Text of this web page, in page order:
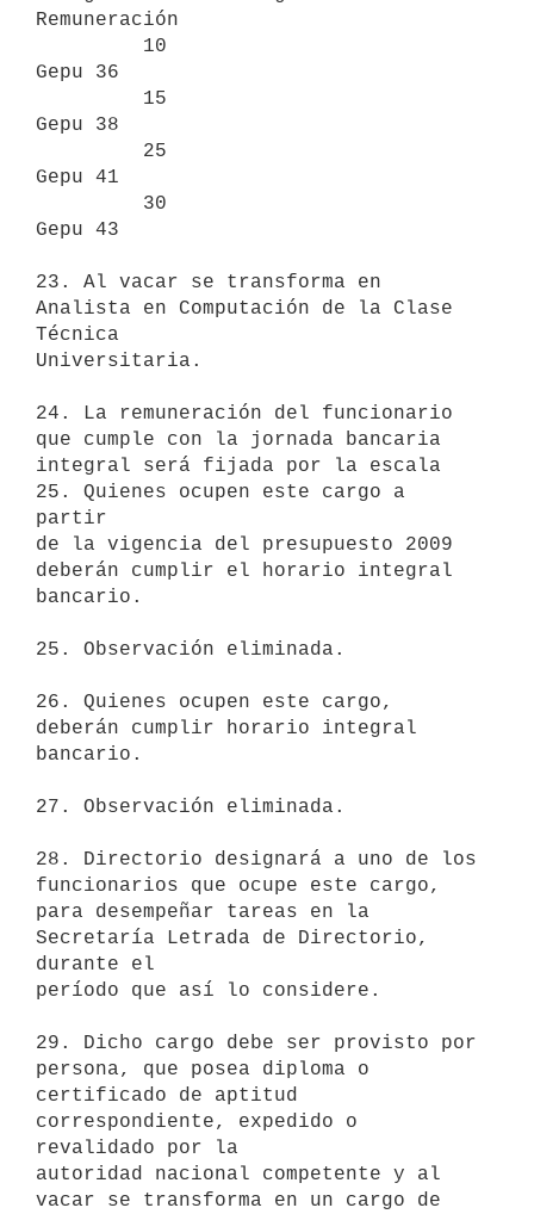
Remuneración
Gepu 36
Gepu 38
Gepu 41
Gepu 43
23. Al vacar se transforma en
Analista en Computación de la Clase
Técnica
Universitaria.
24. La remuneración del funcionario
que cumple con la jornada bancaria
integral será fijada por la escala
25. Quienes ocupen este cargo a
partir
de la vigencia del presupuesto 2009
deberán cumplir el horario integral
bancario.
25. Observación eliminada.
26. Quienes ocupen este cargo,
deberán cumplir horario integral
bancario.
27. Observación eliminada.
28. Directorio designará a uno de los
funcionarios que ocupe este cargo,
para desempeñar tareas en la
Secretaría Letrada de Directorio,
durante el
período que así lo considere.
29. Dicho cargo debe ser provisto por
persona, que posea diploma o
certificado de aptitud
correspondiente, expedido o
revalidado por la
autoridad nacional competente y al
vacar se transforma en un cargo de